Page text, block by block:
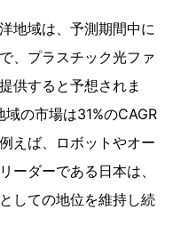
地域は、予測期間中に
、プラスチック光ファ
供すると予想されま
の市場は31%のCAGR
えば、ロボットやオー
ーダーである日本は、
しての地位を維持し続